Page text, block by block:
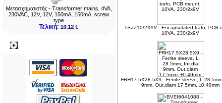
Μετασχηματιστής - Transformer mains, 4VA,
230VAC, 12V, 12V, 150mA, 150mA, screw
type
Τελική:10.12 €
TSZZ10/2X9V - Encapsulated trafo, PCB
10VA, 230/2x9V
FRH17.5X28.5X9 - Ferrite sleeve, L
9mm, Out.diam 17.5mm, ±0,40mm